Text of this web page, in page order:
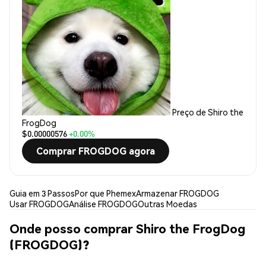
Preço de Shiro the
FrogDog
$0.00000576+0.00%
Comprar FROGDOG agora
Guia em 3 PassosPor que PhemexArmazenar FROGDOG
Usar FROGDOGAnálise FROGDOGOutras Moedas
Onde posso comprar Shiro the FrogDog
(FROGDOG)?